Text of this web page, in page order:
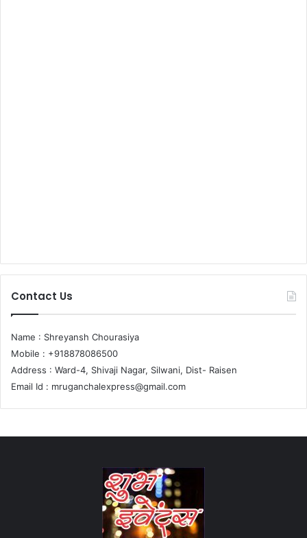
Contact Us
Name : Shreyansh Chourasiya
Mobile : +918878086500
Address : Ward-4, Shivaji Nagar, Silwani, Dist- Raisen
Email Id : mruganchalexpress@gmail.com